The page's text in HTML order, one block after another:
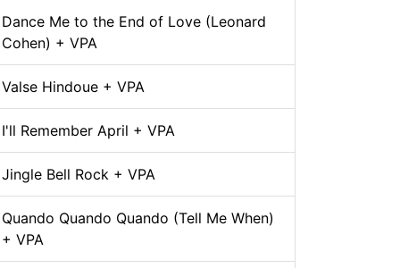
Dance Me to the End of Love (Leonard
Cohen) + VPA
Valse Hindoue + VPA
I'll Remember April + VPA
Jingle Bell Rock + VPA
Quando Quando Quando (Tell Me When)
+ VPA